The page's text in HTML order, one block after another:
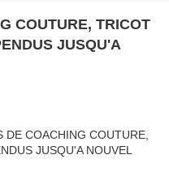
COUTURE, TRICOT
JUSQU'A